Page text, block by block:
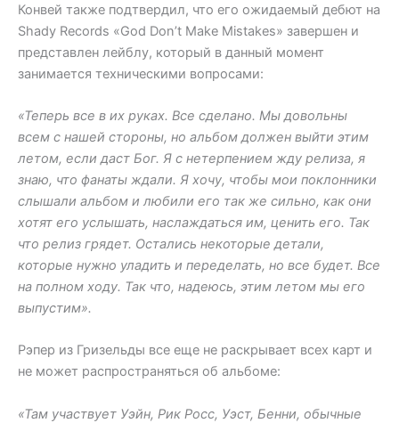
Конвей также подтвердил, что его ожидаемый дебют на
Shady Records «God Don’t Make Mistakes» завершен и
представлен лейблу, который в данный момент
занимается техническими вопросами:
«Теперь все в их руках. Все сделано. Мы довольны
всем с нашей стороны, но альбом должен выйти этим
летом, если даст Бог. Я с нетерпением жду релиза, я
знаю, что фанаты ждали. Я хочу, чтобы мои поклонники
слышали альбом и любили его так же сильно, как они
хотят его услышать, наслаждаться им, ценить его. Так
что релиз грядет. Остались некоторые детали,
которые нужно уладить и переделать, но все будет. Все
на полном ходу. Так что, надеюсь, этим летом мы его
выпустим».
Рэпер из Гризельды все еще не раскрывает всех карт и
не может распространяться об альбоме:
«Там участвует Уэйн, Рик Росс, Уэст, Бенни, обычные